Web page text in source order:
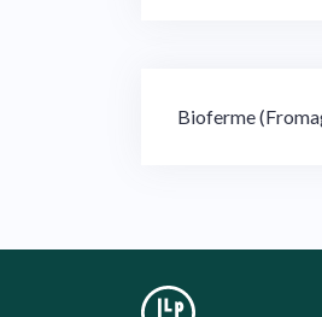
Navigation
Bioferme